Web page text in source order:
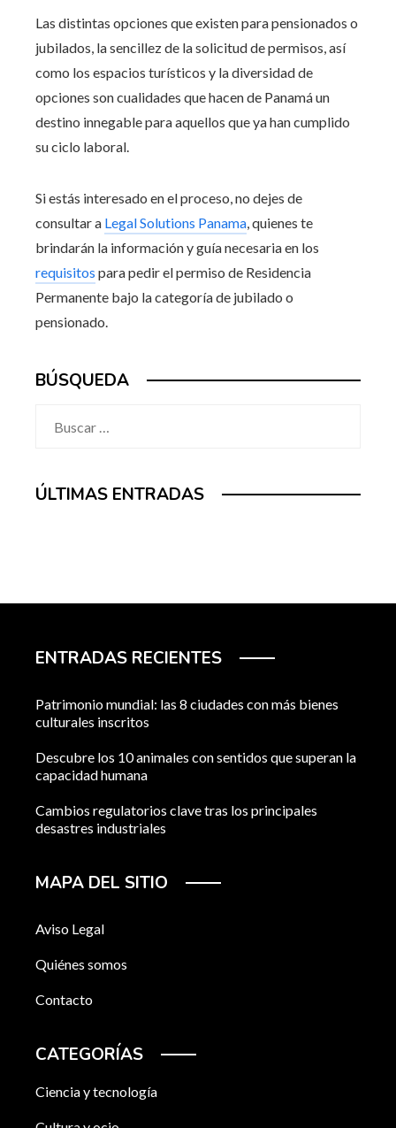
Las distintas opciones que existen para pensionados o
jubilados, la sencillez de la solicitud de permisos, así
como los espacios turísticos y la diversidad de
opciones son cualidades que hacen de Panamá un
destino innegable para aquellos que ya han cumplido
su ciclo laboral.
Si estás interesado en el proceso, no dejes de
consultar a Legal Solutions Panama, quienes te
brindarán la información y guía necesaria en los
requisitos para pedir el permiso de Residencia
Permanente bajo la categoría de jubilado o
pensionado.
BÚSQUEDA
ÚLTIMAS ENTRADAS
ENTRADAS RECIENTES
Patrimonio mundial: las 8 ciudades con más bienes
culturales inscritos
Descubre los 10 animales con sentidos que superan la
capacidad humana
Cambios regulatorios clave tras los principales
desastres industriales
MAPA DEL SITIO
Aviso Legal
Quiénes somos
Contacto
CATEGORÍAS
Ciencia y tecnología